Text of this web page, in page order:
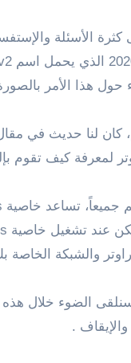
هذا الأمر
كان لنا حديث في
لمعرفة كيف تقوم
والشبكة
والإيقاف .